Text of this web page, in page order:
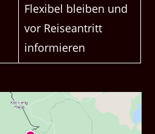
Flexibel bleiben und
vor Reiseantritt
informieren